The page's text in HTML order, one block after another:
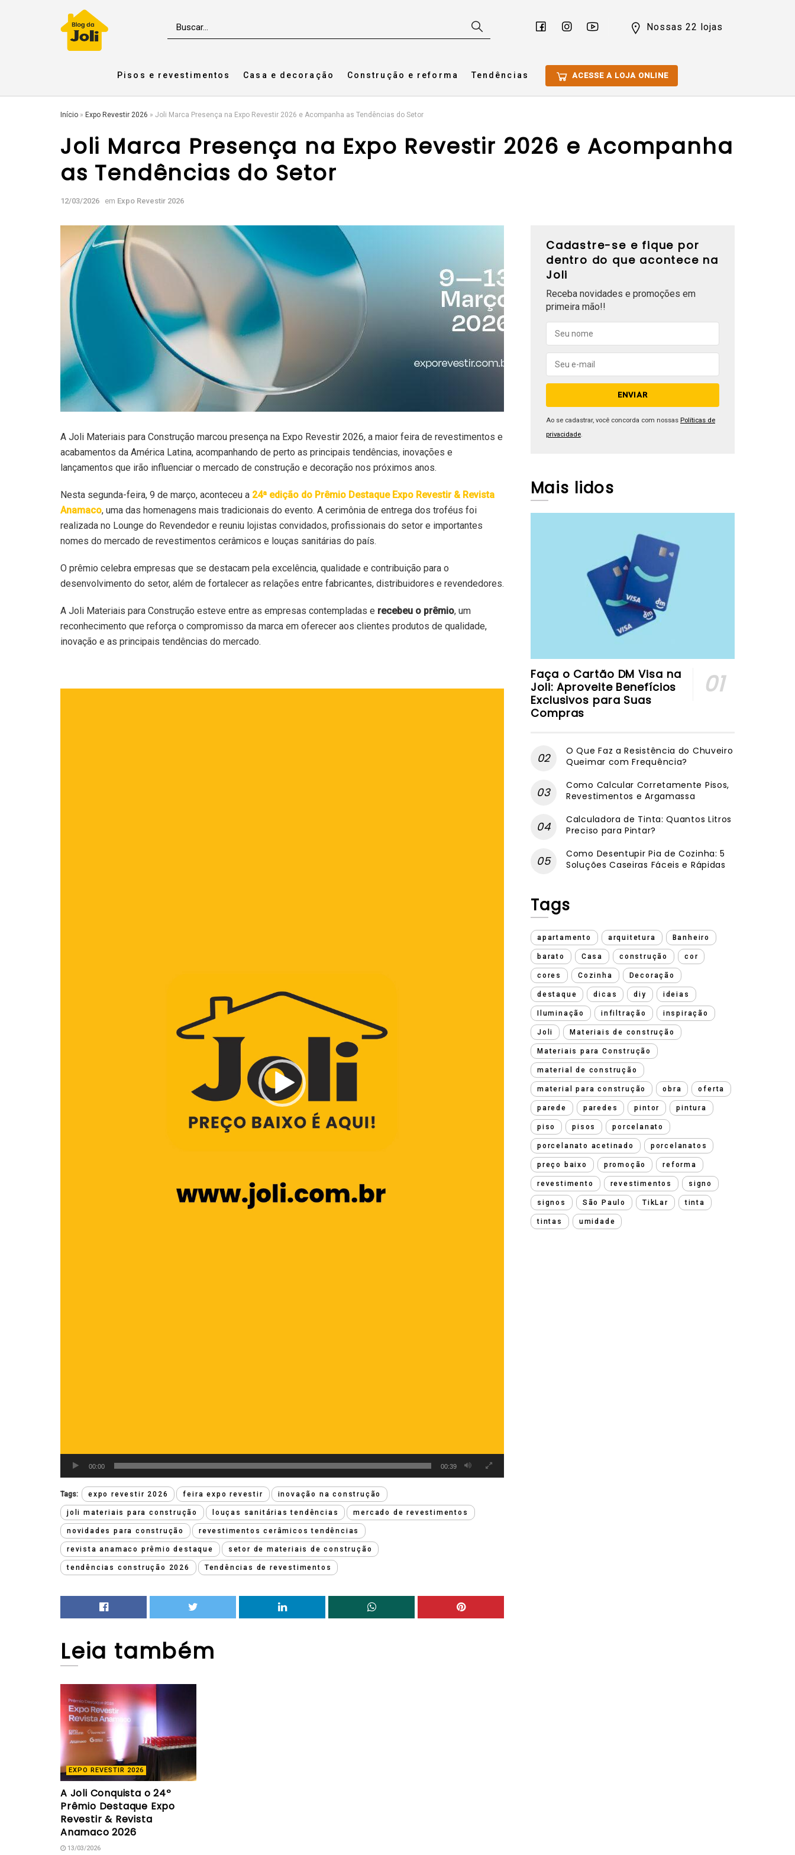
Nossas 22 lojas
Pisos e revestimentos Casa e decoração Construção e reforma Tendências ACESSE A LOJA ONLINE
Início » Expo Revestir 2026 » Joli Marca Presença na Expo Revestir 2026 e Acompanha as Tendências do Setor
Joli Marca Presença na Expo Revestir 2026 e Acompanha
as Tendências do Setor
12/03/2026 em Expo Revestir 2026
A Joli Materiais para Construção marcou presença na Expo Revestir 2026, a maior feira de revestimentos e
acabamentos da América Latina, acompanhando de perto as principais tendências, inovações e
lançamentos que irão influenciar o mercado de construção e decoração nos próximos anos.
Nesta segunda-feira, 9 de março, aconteceu a 24ª edição do Prêmio Destaque Expo Revestir & Revista
Anamaco, uma das homenagens mais tradicionais do evento. A cerimônia de entrega dos troféus foi
realizada no Lounge do Revendedor e reuniu lojistas convidados, profissionais do setor e importantes
nomes do mercado de revestimentos cerâmicos e louças sanitárias do país.
O prêmio celebra empresas que se destacam pela excelência, qualidade e contribuição para o
desenvolvimento do setor, além de fortalecer as relações entre fabricantes, distribuidores e revendedores.
A Joli Materiais para Construção esteve entre as empresas contempladas e recebeu o prêmio, um
reconhecimento que reforça o compromisso da marca em oferecer aos clientes produtos de qualidade,
inovação e as principais tendências do mercado.
00:00 00:39
Tags: expo revestir 2026 feira expo revestir inovação na construção
joli materiais para construção louças sanitárias tendências mercado de revestimentos
novidades para construção revestimentos cerâmicos tendências
revista anamaco prêmio destaque setor de materiais de construção
tendências construção 2026 Tendências de revestimentos
Leia também
EXPO REVESTIR 2026
A Joli Conquista o 24º
Prêmio Destaque Expo
Revestir & Revista
Anamaco 2026
13/03/2026
Cadastre-se e fique por
dentro do que acontece na
Joli
Receba novidades e promoções em
primeira mão!!
Ao se cadastrar, você concorda com nossas Políticas de
privacidade.
Mais lidos
Faça o Cartão DM Visa na
Joli: Aproveite Benefícios
Exclusivos para Suas
Compras
O Que Faz a Resistência do Chuveiro
Queimar com Frequência?
Como Calcular Corretamente Pisos,
Revestimentos e Argamassa
Calculadora de Tinta: Quantos Litros
Preciso para Pintar?
Como Desentupir Pia de Cozinha: 5
Soluções Caseiras Fáceis e Rápidas
Tags
apartamento arquitetura Banheiro
barato Casa construção cor
cores Cozinha Decoração
destaque dicas diy ideias
Iluminação infiltração inspiração
Joli Materiais de construção
Materiais para Construção
material de construção
material para construção obra oferta
parede paredes pintor pintura
piso pisos porcelanato
porcelanato acetinado porcelanatos
preço baixo promoção reforma
revestimento revestimentos signo
signos São Paulo TikLar tinta
tintas umidade